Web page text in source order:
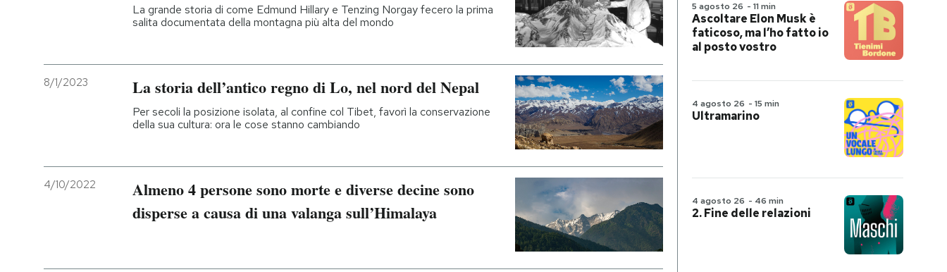
La grande storia di come Edmund Hillary e Tenzing Norgay fecero la prima
salita documentata della montagna più alta del mondo
8/1/2023 La storia dell’antico regno di Lo, nel nord del Nepal
Per secoli la posizione isolata, al confine col Tibet, favorì la conservazione
della sua cultura: ora le cose stanno cambiando
4/10/2022
Almeno 4 persone sono morte e diverse decine sono
disperse a causa di una valanga sull’Himalaya
5 agosto 26 - 11 min
Ascoltare Elon Musk è
faticoso, ma l’ho fatto io
al posto vostro
4 agosto 26 - 15 min
Ultramarino
4 agosto 26 - 46 min
2. Fine delle relazioni